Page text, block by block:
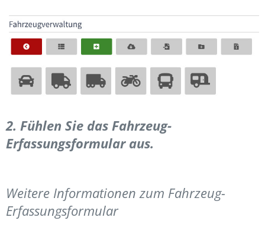
2. Fühlen Sie das Fahrzeug-
Erfassungsformular aus.
Weitere Informationen zum Fahrzeug-
Erfassungsformular